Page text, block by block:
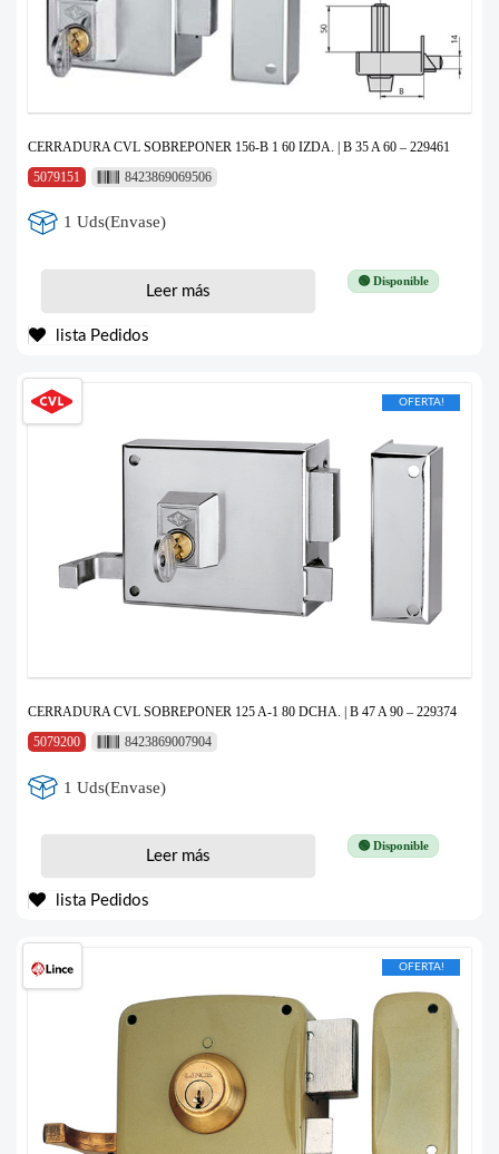
CERRADURA CVL SOBREPONER 156-B 1 60 IZDA. | B 35 A 60 – 229461
5079151
8423869069506
1 Uds(Envase)
🟢 Disponible
Leer más
lista Pedidos
OFERTA!
CERRADURA CVL SOBREPONER 125 A-1 80 DCHA. | B 47 A 90 – 229374
5079200
8423869007904
1 Uds(Envase)
🟢 Disponible
Leer más
lista Pedidos
OFERTA!